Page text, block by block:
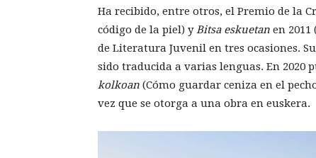
Ha recibido, entre otros, el Premio de la
código de la piel) yBitsa eskuetan en
de Literatura Juvenil en tres ocasiones.
sido traducida a varias lenguas. En 2020
kolkoan (Cómo guardar ceniza en el
vez que se otorga a una obra en euskera.